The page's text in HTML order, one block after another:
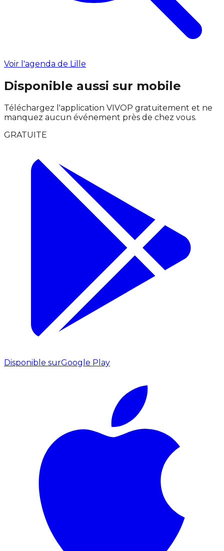
Voir l'agenda de Lille
Disponible aussi sur mobile
Téléchargez l'application VIVOP gratuitement et ne
manquez aucun événement près de chez vous.
GRATUITE
Disponible surGoogle Play